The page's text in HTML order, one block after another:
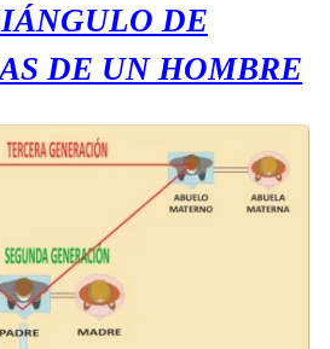
DE
DE UN HOMBRE